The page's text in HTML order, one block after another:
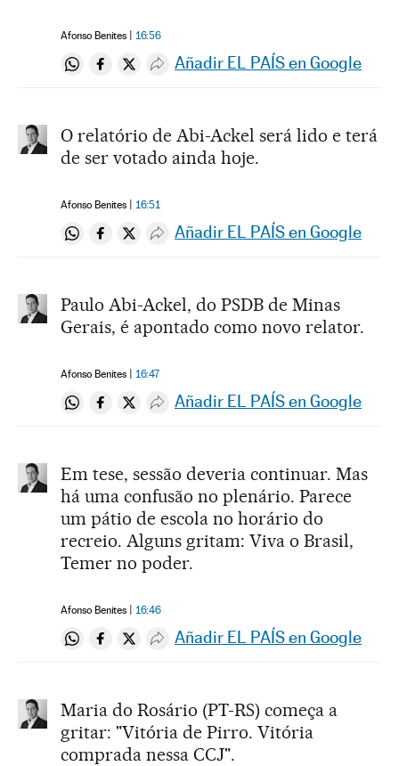
Afonso Benites 16:56
Compartir en Whatsapp
Compartir en Facebook
Compartir en Twitter
Desplegar Redes Sociales
Añadir EL PAÍS en Google
O relatório de Abi-Ackel será lido e terá
de ser votado ainda hoje.
Afonso Benites 16:51
Compartir en Whatsapp
Compartir en Facebook
Compartir en Twitter
Desplegar Redes Sociales
Añadir EL PAÍS en Google
Paulo Abi-Ackel, do PSDB de Minas
Gerais, é apontado como novo relator.
Afonso Benites 16:47
Compartir en Whatsapp
Compartir en Facebook
Compartir en Twitter
Desplegar Redes Sociales
Añadir EL PAÍS en Google
Em tese, sessão deveria continuar. Mas
há uma confusão no plenário. Parece
um pátio de escola no horário do
recreio. Alguns gritam: Viva o Brasil,
Temer no poder.
Afonso Benites 16:46
Compartir en Whatsapp
Compartir en Facebook
Compartir en Twitter
Desplegar Redes Sociales
Añadir EL PAÍS en Google
Maria do Rosário (PT-RS) começa a
gritar: "Vitória de Pirro. Vitória
comprada nessa CCJ".